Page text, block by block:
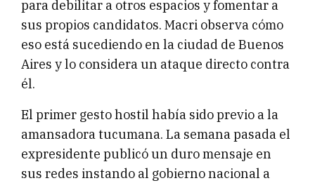
para debilitar a otros espacios y fomentar a
sus propios candidatos. Macri observa cómo
eso está sucediendo en la ciudad de Buenos
Aires y lo considera un ataque directo contra
él.
El primer gesto hostil había sido previo a la
amansadora tucumana. La semana pasada el
expresidente publicó un duro mensaje en
sus redes instando al gobierno nacional a